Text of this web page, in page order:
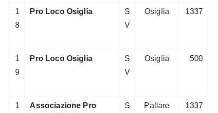
1
8
Pro Loco Osiglia
S
V
Osiglia 1337
1
9
Pro Loco Osiglia
S
V
Osiglia 500
1
Associazione Pro
S
Pallare 1337